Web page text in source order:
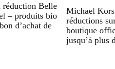
réduction Belle
– produits bio
d’achat de
Michael
réductions
boutique
jusqu’à plus